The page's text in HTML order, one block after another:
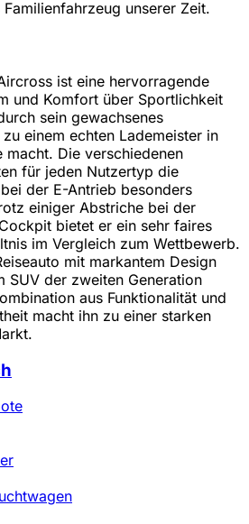
unserer Zeit.
ist eine hervorragende
und Komfort über Sportlichkeit
sein gewachsenes
einem echten Lademeister in
macht. Die verschiedenen
für jeden Nutzertyp die
der E-Antrieb besonders
einiger Abstriche bei der
bietet er ein sehr faires
im Vergleich zum Wettbewerb.
mit markantem Design
SUV der zweiten Generation
aus Funktionalität und
macht ihn zu einer starken